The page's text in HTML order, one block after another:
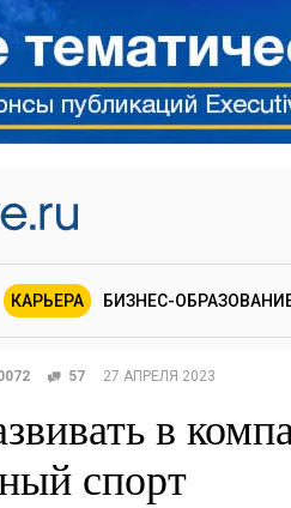
КАРЬЕРА БИЗНЕС-
57 27 АПРЕЛЯ 2023
в
спорт